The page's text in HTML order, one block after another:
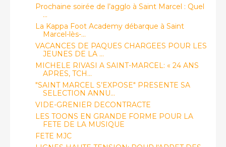
Prochaine soirée de l’agglo à Saint Marcel : Quel
...
La Kappa Foot Academy débarque à Saint
Marcel-lès-...
VACANCES DE PAQUES CHARGEES POUR LES
JEUNES DE LA ...
MICHELE RIVASI A SAINT-MARCEL: « 24 ANS
APRES, TCH...
"SAINT MARCEL S’EXPOSE" PRESENTE SA
SELECTION ANNU...
VIDE-GRENIER DECONTRACTE
LES TOONS EN GRANDE FORME POUR LA
FETE DE LA MUSIQUE
FETE MJC